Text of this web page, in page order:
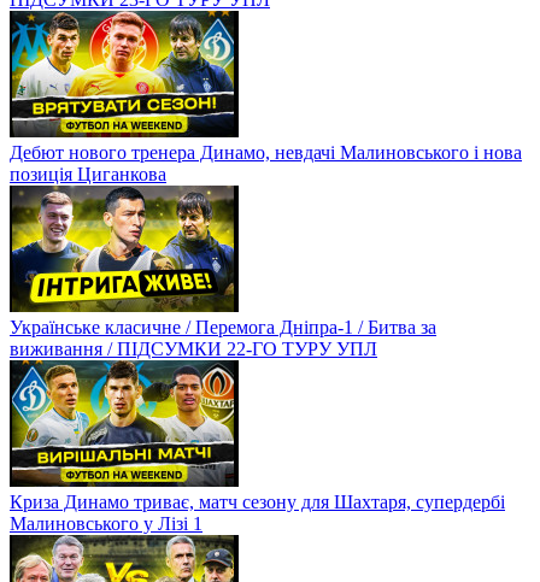
Дебют нового тренера Динамо, невдачі Малиновського і нова
позиція Циганкова
Українське класичне / Перемога Дніпра-1 / Битва за
виживання / ПІДСУМКИ 22-ГО ТУРУ УПЛ
Криза Динамо триває, матч сезону для Шахтаря, супердербі
Малиновського у Лізі 1